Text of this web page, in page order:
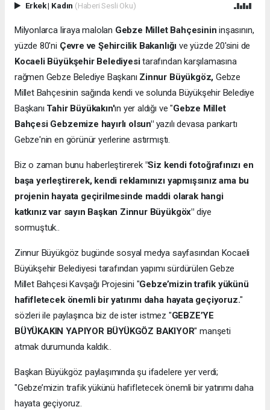
Erkek| Kadın (Haberi Sesli Oku)
Milyonlarca liraya malolan Gebze Millet Bahçesinin inşasının,
yüzde 80'ni Çevre ve Şehircilik Bakanlığı ve yüzde 20'sini de
Kocaeli Büyükşehir Belediyesitarafından karşılamasına
rağmen Gebze Belediye Başkanı Zinnur Büyükgöz, Gebze
Millet Bahçesinin sağında kendi ve solunda Büyükşehir Belediye
Başkanı Tahir Büyükakın'ın yer aldığı ve "Gebze Millet
Bahçesi Gebzemize hayırlı olsun"yazılı devasa pankartı
Gebze'nin en görünür yerlerine astırmıştı.
Biz o zaman bunu haberleştirerek "Siz kendi fotoğrafınızı en
başa yerleştirerek, kendi reklamınızı yapmışsınız ama bu
projenin hayata geçirilmesinde maddi olarak hangi
katkınız var sayın Başkan Zinnur Büyükgöx" diye
sormuştuk..
Zinnur Büyükgöz bugünde sosyal medya sayfasından Kocaeli
Büyükşehir Belediyesi tarafından yapımı sürdürülen Gebze
Millet Bahçesi Kavşağı Projesini "Gebze’mizin trafik yükünü
hafifletecek önemli bir yatırımı daha hayata geçiyoruz."
sözleri ile paylaşınca biz de ister istmez "GEBZE’YE
BÜYÜKAKIN YAPIYOR BÜYÜKGÖZ BAKIYOR" manşeti
atmak durumunda kaldık..
Başkan Büyükgöz paylaşımında şu ifadelere yer verdi;
"Gebze’mizin trafik yükünü hafifletecek önemli bir yatırımı daha
hayata geçiyoruz.